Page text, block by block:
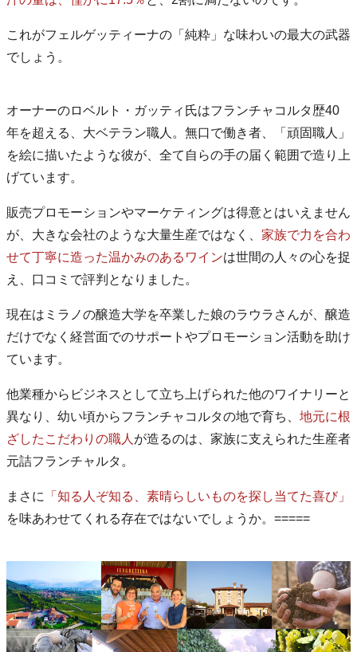
これがフェルゲッティーナの「純粋」な味わいの最大の武器
でしょう。
オーナーのロベルト・ガッティ氏はフランチャコルタ歴40
年を超える、大ベテラン職人。無口で働き者、「頑固職人」
を絵に描いたような彼が、全て自らの手の届く範囲で造り上
げています。
販売プロモーションやマーケティングは得意とはいえません
が、大きな会社のような大量生産ではなく、 家族で力を合わ
せて丁寧に造った温かみのあるワインは世間の人々の心を捉
え、口コミで評判となりました。
現在はミラノの醸造大学を卒業した娘のラウラさんが、醸造
だけでなく経営面でのサポートやプロモーション活動を助け
ています。
他業種からビジネスとして立ち上げられた他のワイナリーと
異なり、幼い頃からフランチャコルタの地で育ち、 地元に根
ざしたこだわりの職人 が造るのは、家族に支えられた生産者
元詰フランチャルタ。
まさに
「知る人ぞ知る、素晴らしいものを探し当てた喜び」
を味あわせてくれる存在ではないでしょうか。=====